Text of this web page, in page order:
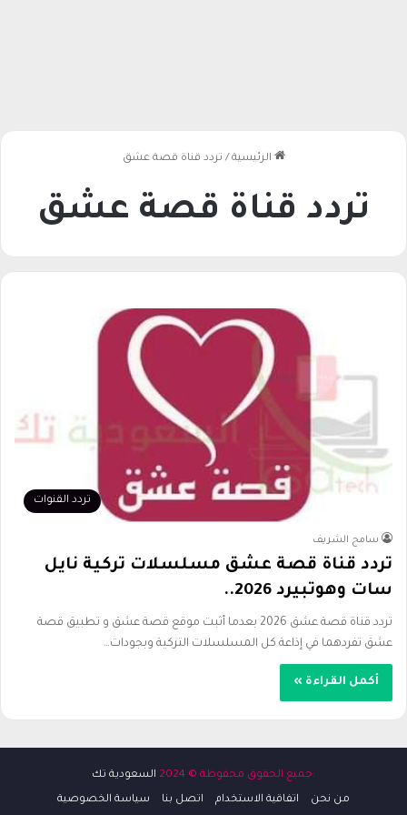
الرئيسية / تردد قناة قصة عشق
تردد قناة قصة عشق
تردد القنوات
سامح الشريف
تردد قناة قصة عشق مسلسلات تركية نايل
سات وهوتبيرد 2026..
تردد قناة قصة عشق 2026 بعدما أثبت موقع قصة عشق و تطبيق قصة
عشق تفردهما في إذاعة كل المسلسلات التركية وبجودات…
أكمل القراءة »
:جميع الحقوق محفوظة © 2024 السعودية تك
من نحن اتفاقية الاستخدام اتصل بنا سياسة الخصوصية